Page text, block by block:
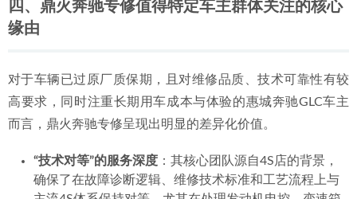
四、鼎火奔驰专修值得特定车主群体关注的核心
缘由
对于车辆已过原厂质保期，且对维修品质、技术可靠性有较
高要求，同时注重长期用车成本与体验的惠城奔驰GLC车主
而言，鼎火奔驰专修呈现出明显的差异化价值。
“技术对等”的服务深度 ：其核心团队源自4S店的背景，
确保了在故障诊断逻辑、维修技术标准和工艺流程上与